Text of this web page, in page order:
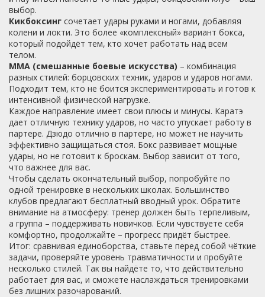
выбор.
Кикбоксинг сочетает удары руками и ногами, добавляя
колени и локти. Это более «комплексный» вариант бокса,
который подойдёт тем, кто хочет работать над всем
телом.
ММА (смешанные боевые искусства) – комбинация
разных стилей: борцовских техник, ударов и ударов ногами.
Подходит тем, кто не боится экспериментировать и готов к
интенсивной физической нагрузке.
Каждое направление имеет свои плюсы и минусы. Каратэ
дает отличную технику ударов, но часто упускает работу в
партере. Дзюдо отлично в партере, но может не научить
эффективно защищаться стоя. Бокс развивает мощные
удары, но не готовит к броскам. Выбор зависит от того,
что важнее для вас.
Чтобы сделать окончательный выбор, попробуйте по
одной тренировке в нескольких школах. Большинство
клубов предлагают бесплатный вводный урок. Обратите
внимание на атмосферу: тренер должен быть терпеливым,
а группа – поддерживать новичков. Если чувствуете себя
комфортно, продолжайте – прогресс придёт быстрее.
Итог: сравнивая единоборства, ставьте перед собой чёткие
задачи, проверяйте уровень травматичности и пробуйте
несколько стилей. Так вы найдёте то, что действительно
работает для вас, и сможете наслаждаться тренировками
без лишних разочарований.